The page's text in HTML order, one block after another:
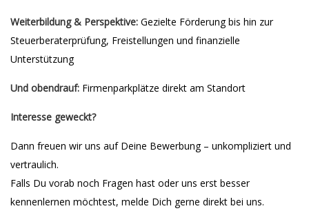
Weiterbildung & Perspektive: Gezielte Förderung bis hin zur
Steuerberaterprüfung, Freistellungen und finanzielle
Unterstützung
Und obendrauf: Firmenparkplätze direkt am Standort
Interesse geweckt?
Dann freuen wir uns auf Deine Bewerbung – unkompliziert und
vertraulich.
Falls Du vorab noch Fragen hast oder uns erst besser
kennenlernen möchtest, melde Dich gerne direkt bei uns.